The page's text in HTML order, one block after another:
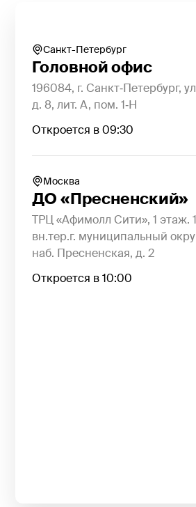
Санкт-Петербург
Головной офис
196084, г. Санкт‐Петербург,
д. 8, лит. А, пом. 1‐Н
Откроется в 09:30
Москва
ДО «Пресненский»
ТРЦ «Афимолл Сити», 1 этаж.
вн.тер.г. муниципальный
наб. Пресненская, д. 2
Откроется в 10:00